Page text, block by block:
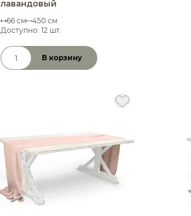
лавандовый
66 см
450 см
Доступно: 12 шт.
Количество товара
В корзину